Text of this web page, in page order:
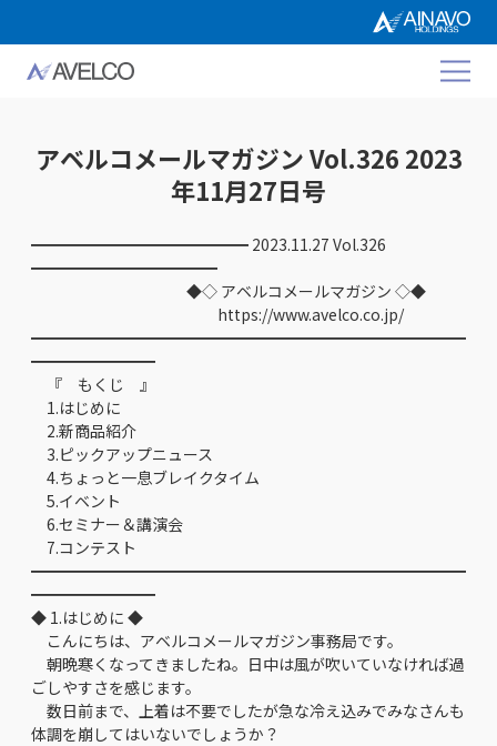
アベルコメールマガジン Vol.326 2023
年11月27日号
━━━━━━━━━━━━━━ 2023.11.27 Vol.326
━━━━━━━━━━━━
◆◇ アベルコメールマガジン ◇◆
https://www.avelco.co.jp/
━━━━━━━━━━━━━━━━━━━━━━━━━━━━
━━━━━━━━
『 もくじ 』
1.はじめに
2.新商品紹介
3.ピックアップニュース
4.ちょっと一息ブレイクタイム
5.イベント
6.セミナー＆講演会
7.コンテスト
━━━━━━━━━━━━━━━━━━━━━━━━━━━━
━━━━━━━━
◆ 1.はじめに ◆
こんにちは、アベルコメールマガジン事務局です。
朝晩寒くなってきましたね。日中は風が吹いていなければ過
ごしやすさを感じます。
数日前まで、上着は不要でしたが急な冷え込みでみなさんも
体調を崩してはいないでしょうか？